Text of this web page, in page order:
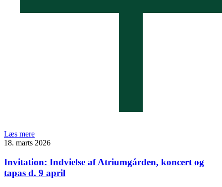
Læs mere
18. marts 2026
Invitation: Indvielse af Atriumgården, koncert og
tapas d. 9 april